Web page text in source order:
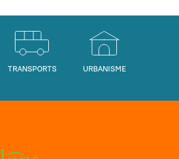
TRANSPORTS URBANISME